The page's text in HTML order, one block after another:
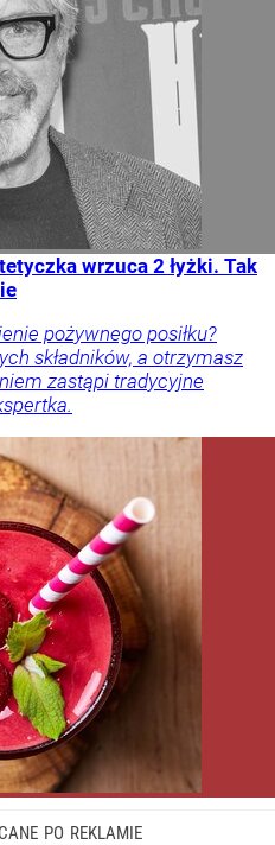
wrzuca 2 łyżki. Tak
pożywnego posiłku?
składników, a otrzymasz
zastąpi tradycyjne